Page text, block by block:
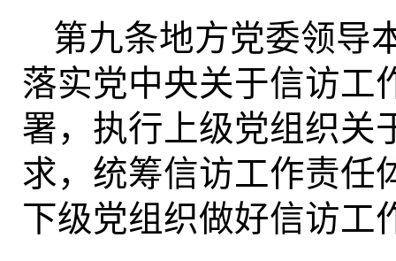
第九条地方党委领导
落实党中央关于信访工
署，执行上级党组织关
求，统筹信访工作责任
下级党组织做好信访工